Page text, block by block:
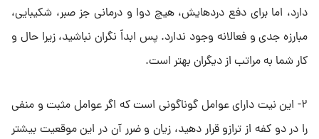
دارد، اما برای دفع دردهایش، هیچ دوا و درمانی جز صبر، شکیبایی،
مبارزه جدی و فعالانه وجود ندارد. پس ابداً نگران نباشید، زیرا حال و
کار شما به مراتب از دیگران بهتر است.
۲- این نیت دارای عوامل گوناگونی است که اگر عوامل مثبت و منفی
را در دو کفه از ترازو قرار دهید، زیان و ضرر آن در این موقعیت بیشتر